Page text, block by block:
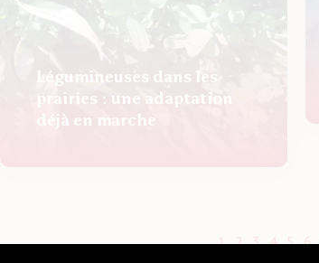
Légumineuses dans les
prairies : une adaptation
déjà en marche
1 2 3 4 5 6